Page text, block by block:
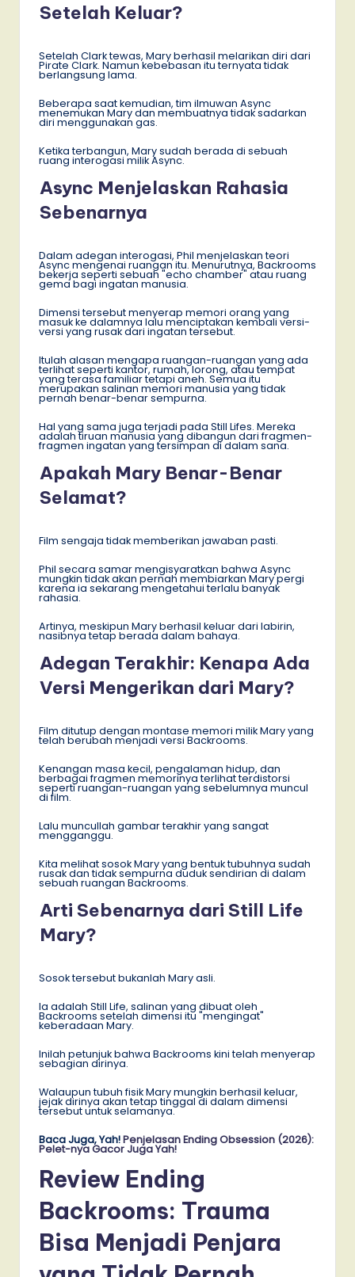
Setelah Keluar?
Setelah Clark tewas, Mary berhasil melarikan diri dari
Pirate Clark. Namun kebebasan itu ternyata tidak
berlangsung lama.
Beberapa saat kemudian, tim ilmuwan Async
menemukan Mary dan membuatnya tidak sadarkan
diri menggunakan gas.
Ketika terbangun, Mary sudah berada di sebuah
ruang interogasi milik Async.
Async Menjelaskan Rahasia
Sebenarnya
Dalam adegan interogasi, Phil menjelaskan teori
Async mengenai ruangan itu. Menurutnya, Backrooms
bekerja seperti sebuah "echo chamber" atau ruang
gema bagi ingatan manusia.
Dimensi tersebut menyerap memori orang yang
masuk ke dalamnya lalu menciptakan kembali versi-
versi yang rusak dari ingatan tersebut.
Itulah alasan mengapa ruangan-ruangan yang ada
terlihat seperti kantor, rumah, lorong, atau tempat
yang terasa familiar tetapi aneh. Semua itu
merupakan salinan memori manusia yang tidak
pernah benar-benar sempurna.
Hal yang sama juga terjadi pada Still Lifes. Mereka
adalah tiruan manusia yang dibangun dari fragmen-
fragmen ingatan yang tersimpan di dalam sana.
Apakah Mary Benar-Benar
Selamat?
Film sengaja tidak memberikan jawaban pasti.
Phil secara samar mengisyaratkan bahwa Async
mungkin tidak akan pernah membiarkan Mary pergi
karena ia sekarang mengetahui terlalu banyak
rahasia.
Artinya, meskipun Mary berhasil keluar dari labirin,
nasibnya tetap berada dalam bahaya.
Adegan Terakhir: Kenapa Ada
Versi Mengerikan dari Mary?
Film ditutup dengan montase memori milik Mary yang
telah berubah menjadi versi Backrooms.
Kenangan masa kecil, pengalaman hidup, dan
berbagai fragmen memorinya terlihat terdistorsi
seperti ruangan-ruangan yang sebelumnya muncul
di film.
Lalu muncullah gambar terakhir yang sangat
mengganggu.
Kita melihat sosok Mary yang bentuk tubuhnya sudah
rusak dan tidak sempurna duduk sendirian di dalam
sebuah ruangan Backrooms.
Arti Sebenarnya dari Still Life
Mary?
Sosok tersebut bukanlah Mary asli.
Ia adalah Still Life, salinan yang dibuat oleh
Backrooms setelah dimensi itu "mengingat"
keberadaan Mary.
Inilah petunjuk bahwa Backrooms kini telah menyerap
sebagian dirinya.
Walaupun tubuh fisik Mary mungkin berhasil keluar,
jejak dirinya akan tetap tinggal di dalam dimensi
tersebut untuk selamanya.
Baca Juga, Yah!Penjelasan Ending Obsession (2026):
Pelet-nya Gacor Juga Yah!
Review Ending
Backrooms: Trauma
Bisa Menjadi Penjara